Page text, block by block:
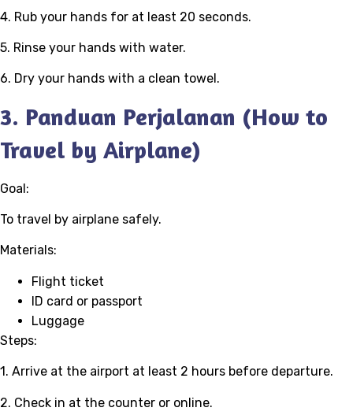
4. Rub your hands for at least 20 seconds.
5. Rinse your hands with water.
6. Dry your hands with a clean towel.
3. Panduan Perjalanan (How to
Travel by Airplane)
Goal:
To travel by airplane safely.
Materials:
Flight ticket
ID card or passport
Luggage
Steps:
1. Arrive at the airport at least 2 hours before departure.
2. Check in at the counter or online.